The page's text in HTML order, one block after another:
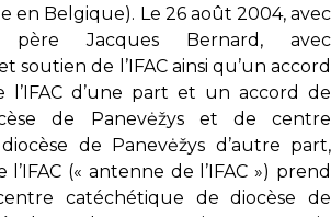
en Belgique). Le 26 août 2004, avec
Jacques Bernard, avec
soutien de l’IFAC ainsi qu’un accord
d’une part et un accord de
de Panevėžys et de centre
de Panevėžys d’autre part,
(« antenne de l’IFAC ») prend
catéchétique de diocèse de